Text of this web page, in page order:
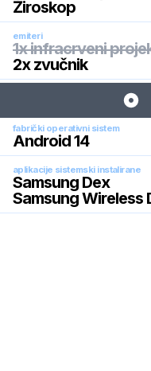
Žiroskop
emiteri
1x infracrveni
2x zvučnik
fabrički operativni sistem
Android 14
aplikacije sistemski instalirane
Samsung Dex
Samsung Wireless